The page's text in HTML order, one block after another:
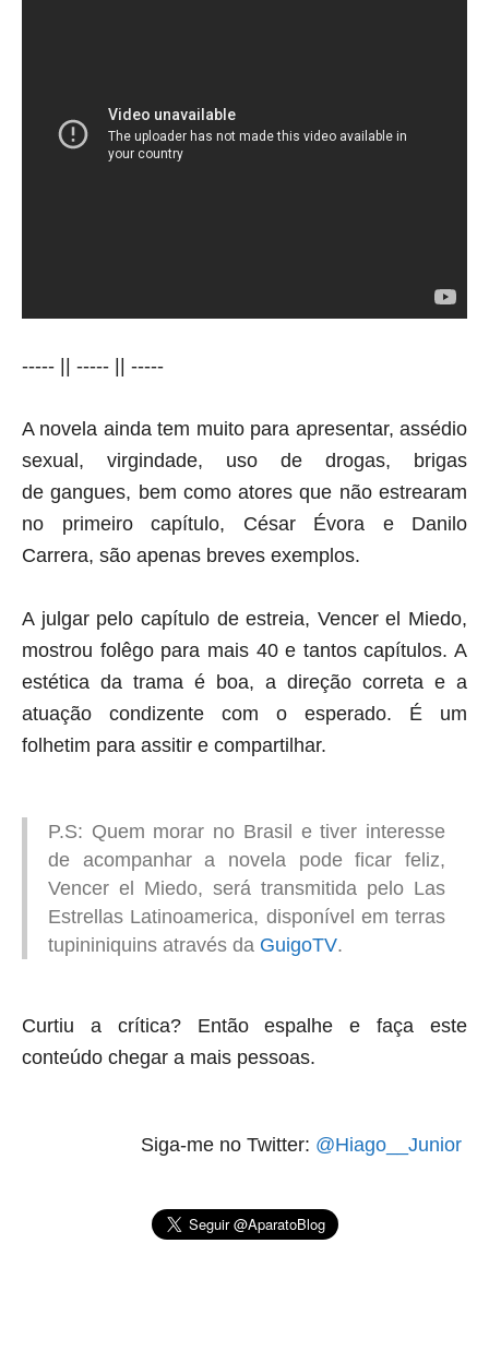
----- || ----- || -----
A novela ainda tem muito para apresentar, assédio
sexual, virgindade, uso de drogas, brigas
de gangues, bem como atores que não estrearam
no primeiro capítulo, César Évora e Danilo
Carrera, são apenas breves exemplos.
A julgar pelo capítulo de estreia, Vencer el Miedo,
mostrou folêgo para mais 40 e tantos capítulos. A
estética da trama é boa, a direção correta e a
atuação condizente com o esperado. É um
folhetim para assitir e compartilhar.
P.S: Quem morar no Brasil e tiver interesse
de acompanhar a novela pode ficar feliz,
Vencer el Miedo, será transmitida pelo Las
Estrellas Latinoamerica, disponível em terras
tupininiquins através da GuigoTV.
Curtiu a crítica? Então espalhe e faça este
conteúdo chegar a mais pessoas.
Siga-me no Twitter: @Hiago__Junior